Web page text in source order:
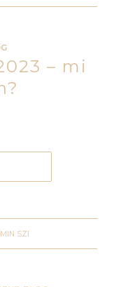
– mi
SZI